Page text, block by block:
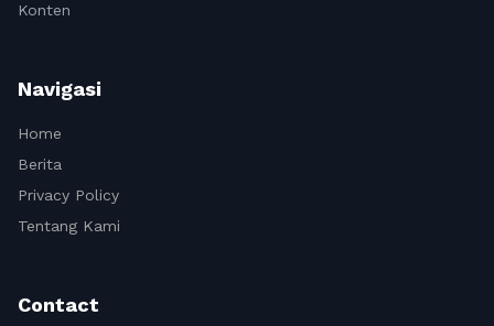
Konten
Navigasi
Home
Berita
Privacy Policy
Tentang Kami
Contact